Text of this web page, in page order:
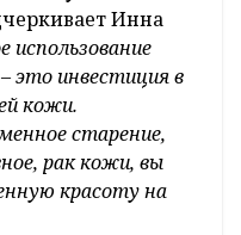
Инна
использование
это инвестиция в
кожи.
старение,
рак кожи, вы
красоту на